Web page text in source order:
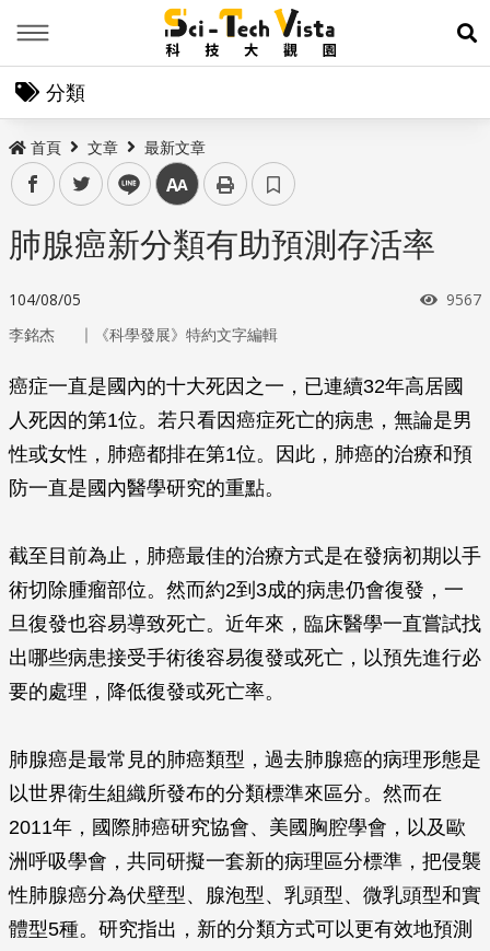
展
分類
首頁 文章 最新文章
facebooktwitter line 中
肺腺癌新分類有助預測存活率
104/08/05 瀏覽
9567
李銘杰 ｜ 《科學發展》特約文字編輯
癌症一直是國內的十大死因之一，已連續32年高居國
人死因的第1位。若只看因癌症死亡的病患，無論是男
性或女性，肺癌都排在第1位。因此，肺癌的治療和預
防一直是國內醫學研究的重點。
截至目前為止，肺癌最佳的治療方式是在發病初期以手
術切除腫瘤部位。然而約2到3成的病患仍會復發，一
旦復發也容易導致死亡。近年來，臨床醫學一直嘗試找
出哪些病患接受手術後容易復發或死亡，以預先進行必
要的處理，降低復發或死亡率。
肺腺癌是最常見的肺癌類型，過去肺腺癌的病理形態是
以世界衛生組織所發布的分類標準來區分。然而在
2011年，國際肺癌研究協會、美國胸腔學會，以及歐
洲呼吸學會，共同研擬一套新的病理區分標準，把侵襲
性肺腺癌分為伏壁型、腺泡型、乳頭型、微乳頭型和實
體型5種。研究指出，新的分類方式可以更有效地預測